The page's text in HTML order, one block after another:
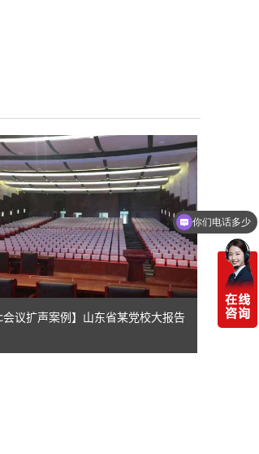
会议扩声案例】山东省某党校大报告
你们电话多少